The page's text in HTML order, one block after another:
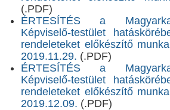
(.PDF)
ÉRTESÍTÉS a
Képviselő-testület
rendeleteket előkészítő
2019.11.29. (.PDF)
ÉRTESÍTÉS a
Képviselő-testület
rendeleteket előkészítő
2019.12.09. (.PDF)